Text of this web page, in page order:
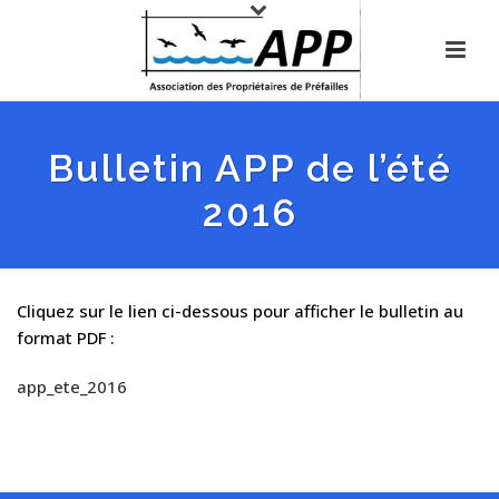
Bulletin APP de l’été
2016
Cliquez sur le lien ci-dessous pour afficher le bulletin au
format PDF :
app_ete_2016